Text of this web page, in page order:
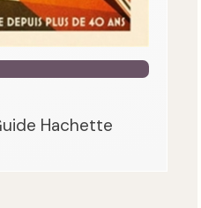
Hachette